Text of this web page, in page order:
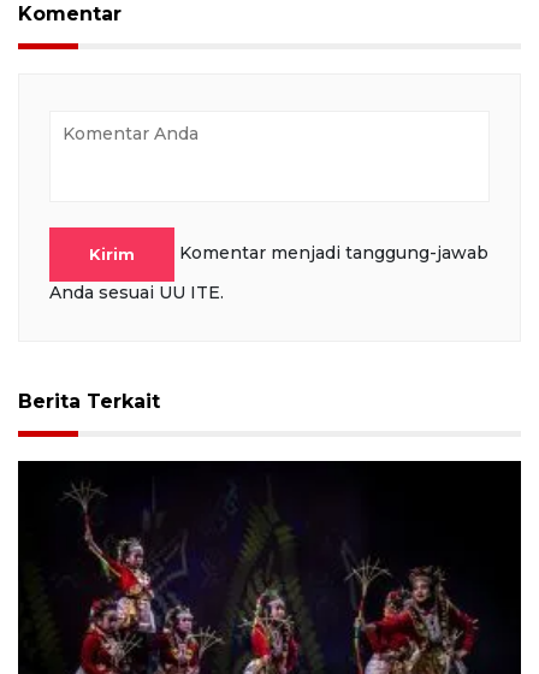
Komentar
Kirim
Komentar menjadi tanggung-jawab
Anda sesuai UU ITE.
Berita Terkait